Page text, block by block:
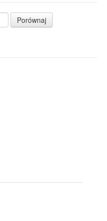
Porównaj